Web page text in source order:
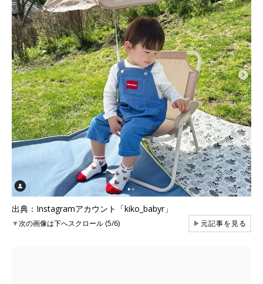
出典：Instagramアカウント「kiko_babyr」
▼次の画像は下へスクロール (5/6) ▶元記事を見る